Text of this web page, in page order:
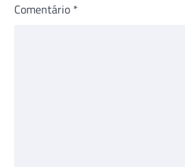
Comentário *